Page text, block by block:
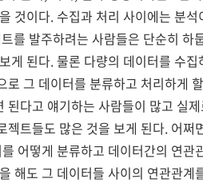
것이다. 수집과 처리 사이에는 분
를 발주하려는 사람들은 단순히 하
된다. 물론 다량의 데이터를 수
그 데이터를 분류하고 처리하게
다고 얘기하는 사람들이 많고 실
트들도 많은 것을 보게 된다. 어쩌
어떻게 분류하고 데이터간의 연관
해도 그 데이터들 사이의 연관관계